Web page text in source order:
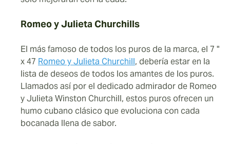
Romeo y Julieta Churchills
El más famoso de todos los puros de la marca, el 7 "
x 47 Romeo y Julieta Churchill, debería estar en la
lista de deseos de todos los amantes de los puros.
Llamados así por el dedicado admirador de Romeo
y Julieta Winston Churchill, estos puros ofrecen un
humo cubano clásico que evoluciona con cada
bocanada llena de sabor.